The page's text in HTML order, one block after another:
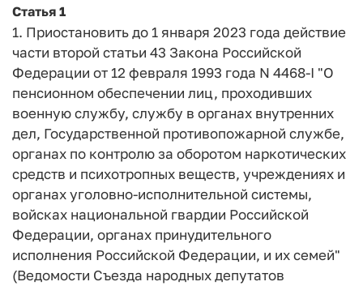
Статья 1
1. Приостановить до 1 января 2023 года действие
части второй статьи 43 Закона Российской
Федерации от 12 февраля 1993 года N 4468-I "О
пенсионном обеспечении лиц, проходивших
военную службу, службу в органах внутренних
дел, Государственной противопожарной службе,
органах по контролю за оборотом наркотических
средств и психотропных веществ, учреждениях и
органах уголовно-исполнительной системы,
войсках национальной гвардии Российской
Федерации, органах принудительного
исполнения Российской Федерации, и их семей"
(Ведомости Съезда народных депутатов